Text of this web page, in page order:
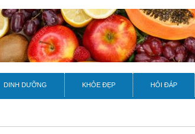
DINH DƯỠNG KHỎE ĐẸP HỎI ĐÁP